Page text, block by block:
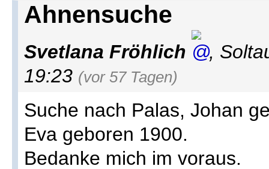
Ahnensuche
Svetlana Fröhlich ,
19:23 (vor 57 Tagen)
Suche nach Palas, Johan
Eva geboren 1900.
Bedanke mich im voraus.